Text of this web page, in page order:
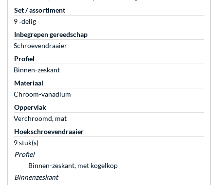
Set / assortiment
9 ‐delig
Inbegrepen gereedschap
Schroevendraaier
Profiel
Binnen-zeskant
Materiaal
Chroom-vanadium
Oppervlak
Verchroomd, mat
Hoekschroevendraaier
9 stuk(s)
Profiel
Binnen-zeskant, met kogelkop
Binnenzeskant